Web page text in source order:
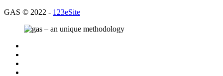
GAS © 2022 - 123eSite